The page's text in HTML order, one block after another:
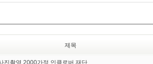
제목
진촬영 2000가정 인클로버 재단